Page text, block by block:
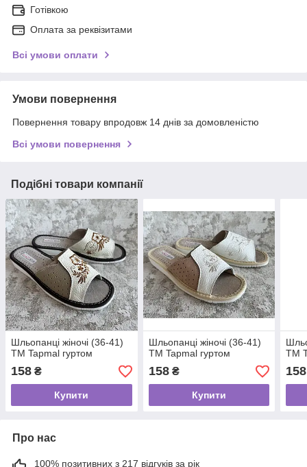
Готівкою
Оплата за реквізитами
Всі умови оплати
Умови повернення
Повернення товару впродовж 14 днів за домовленістю
Всі умови повернення
Подібні товари компанії
Шльопанці жіночі (36-41)
ТМ Tapmal гуртом
158 ₴
Купити
Шльопанці жіночі (36-41)
ТМ Tapmal гуртом
158₴
Купити
ТМ
158
Про нас
100% позитивних з 217 відгуків за рік